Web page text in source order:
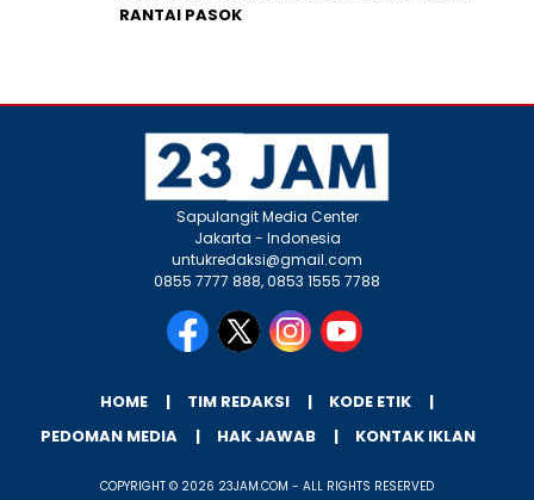
RANTAI PASOK
Sapulangit Media Center
Jakarta - Indonesia
untukredaksi@gmail.com
0855 7777 888, 0853 1555 7788
HOME TIM REDAKSI
KODE ETIK
PEDOMAN MEDIA
HAK JAWAB KONTAK IKLAN
COPYRIGHT © 2026 23JAM.COM - ALL RIGHTS RESERVED